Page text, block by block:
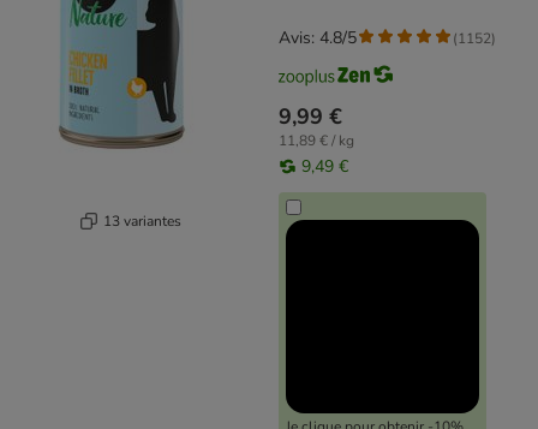
13 variantes
9,99 €
11,89 € / kg
9,49 €
Avis: 4.8/5 (1152)